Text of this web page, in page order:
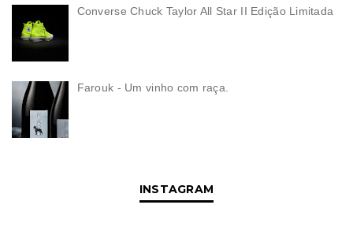
Converse Chuck Taylor All Star II Edição Limitada
Farouk - Um vinho com raça.
INSTAGRAM